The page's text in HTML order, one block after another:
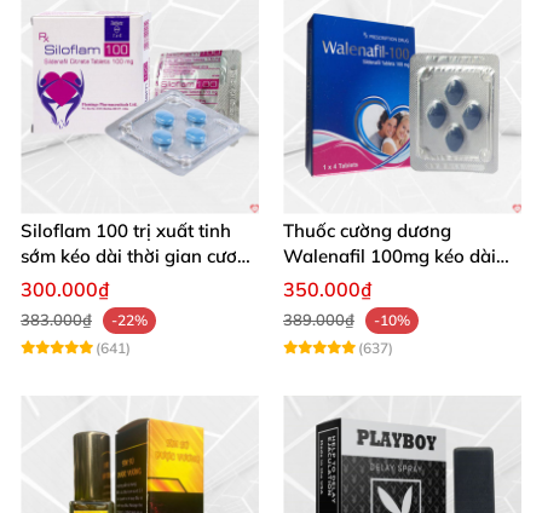
Siloflam 100 trị xuất tinh
sớm kéo dài thời gian cương
dương
300.000₫
383.000₫
-22%
(641)
Thuốc cường dương
Walenafil 100mg kéo dài
sinh lý nam nhanh chóng
350.000₫
389.000₫
-10%
(637)